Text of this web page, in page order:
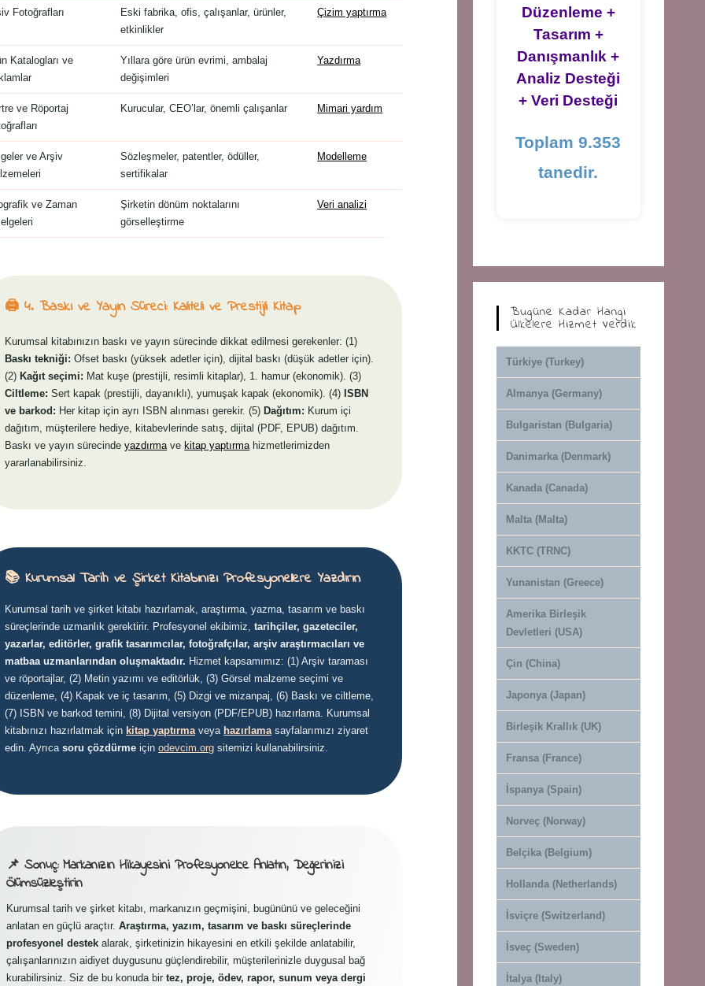
Fotoğrafları
Eski fabrika, ofis, çalışanlar, ürünler,
etkinlikler
Çizim yaptırma
Katalogları ve
Yıllara göre ürün evrimi, ambalaj
değişimleri
Yazdırma
ve Röportaj
Kurucular, CEO’lar, önemli çalışanlar Mimari yardım
ve Arşiv
Sözleşmeler, patentler, ödüller,
sertifikalar
Modelleme
ve Zaman
Şirketin dönüm noktalarını
görselleştirme
Veri analizi
🖨️ 4. Baskı ve Yayın Süreci: Kaliteli ve Prestijli Kitap
Kurumsal kitabınızın baskı ve yayın sürecinde dikkat edilmesi gerekenler: (1)
Baskı tekniği: Ofset baskı (yüksek adetler için), dijital baskı (düşük adetler için).
(2) Kağıt seçimi: Mat kuşe (prestijli, resimli kitaplar), 1. hamur (ekonomik). (3)
Ciltleme: Sert kapak (prestijli, dayanıklı), yumuşak kapak (ekonomik). (4) ISBN
ve barkod: Her kitap için ayrı ISBN alınması gerekir. (5) Dağıtım: Kurum içi
dağıtım, müşterilere hediye, kitabevlerinde satış, dijital (PDF, EPUB) dağıtım.
Baskı ve yayın sürecindeyazdırmave kitap yaptırmahizmetlerimizden
yararlanabilirsiniz.
📚 Kurumsal Tarih ve Şirket Kitabınızı Profesyonellere Yazdırın
Kurumsal tarih ve şirket kitabı hazırlamak, araştırma, yazma, tasarım ve baskı
süreçlerinde uzmanlık gerektirir. Profesyonel ekibimiz,tarihçiler, gazeteciler,
yazarlar, editörler, grafik tasarımcılar, fotoğrafçılar, arşiv araştırmacıları ve
matbaa uzmanlarından oluşmaktadır. Hizmet kapsamımız: (1) Arşiv taraması
ve röportajlar, (2) Metin yazımı ve editörlük, (3) Görsel malzeme seçimi ve
düzenleme, (4) Kapak ve iç tasarım, (5) Dizgi ve mizanpaj, (6) Baskı ve ciltleme,
(7) ISBN ve barkod temini, (8) Dijital versiyon (PDF/EPUB) hazırlama. Kurumsal
kitabınızı hazırlatmak için kitap yaptırmaveya hazırlamasayfalarımızı ziyaret
edin. Ayrıcasoru çözdürme içinodevcim.org sitemizi kullanabilirsiniz.
📌 Sonuç: Markanızın Hikayesini Profesyonelce Anlatın, Değerinizi
Ölümsüzleştirin
Kurumsal tarih ve şirket kitabı, markanızın geçmişini, bugününü ve geleceğini
anlatan en güçlü araçtır.Araştırma, yazım, tasarım ve baskı süreçlerinde
profesyonel destek alarak, şirketinizin hikayesini en etkili şekilde anlatabilir,
çalışanlarınızın aidiyet duygusunu güçlendirebilir, müşterilerinizle duygusal bağ
kurabilirsiniz. Siz de bu konuda birtez, proje, ödev, rapor, sunum veya dergi
Düzenleme +
Tasarım +
Danışmanlık +
Analiz Desteği
+ Veri Desteği
Toplam 9.353
tanedir.
Bugüne Kadar Hangi
Ülkelere Hizmet Verdik
Türkiye (Turkey)
Almanya (Germany)
Bulgaristan (Bulgaria)
Danimarka (Denmark)
Kanada (Canada)
Malta (Malta)
KKTC (TRNC)
Yunanistan (Greece)
Amerika Birleşik
Devletleri (USA)
Çin (China)
Japonya (Japan)
Birleşik Krallık (UK)
Fransa (France)
İspanya (Spain)
Norveç (Norway)
Belçika (Belgium)
Hollanda (Netherlands)
İsviçre (Switzerland)
İsveç (Sweden)
İtalya (Italy)